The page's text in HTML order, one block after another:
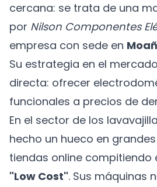
cercana: se trata de una
por Nilson Componentes
empresa con sede en
Su estrategia en el
directa: ofrecer
funcionales a precios de
En el sector de los
hecho un hueco en
tiendas online compitiendo
"Low Cost". Sus máquinas